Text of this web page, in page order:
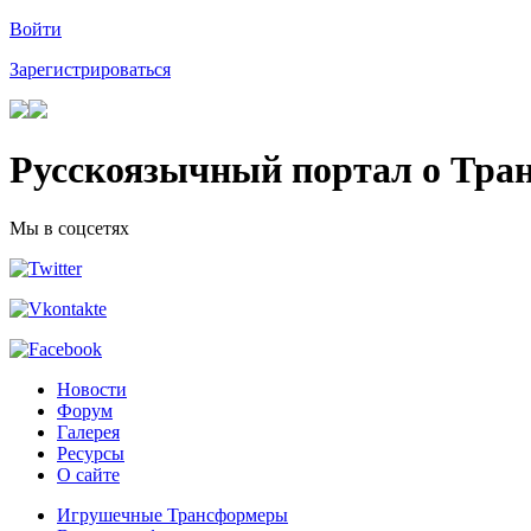
Войти
Зарегистрироваться
Русскоязычный портал о
Мы в соцсетях
Новости
Форум
Галерея
Ресурсы
О сайте
Игрушечные Трансформеры